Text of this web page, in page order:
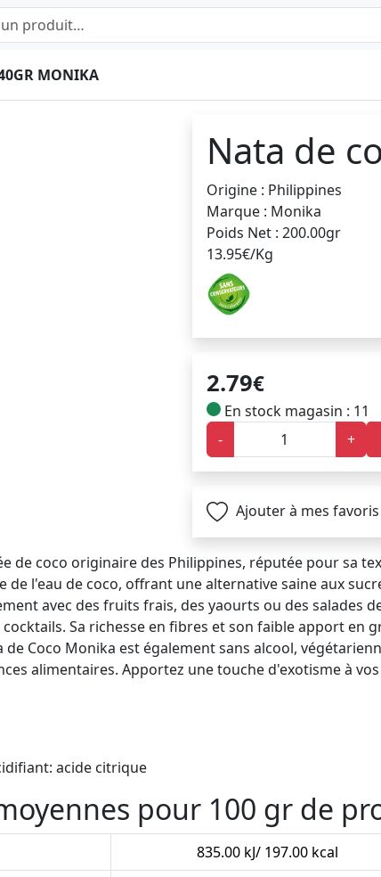
MONIKA
Nata de
Origine : Philippines
Marque : Monika
Poids Net : 200.00gr
13.95€/Kg
2.79€
En stock magasin : 11
-
+
Ajouter à mes favoris
de coco originaire des Philippines, réputée pour sa
l'eau de coco, offrant une alternative saine aux
avec des fruits frais, des yaourts ou des salades
Sa richesse en fibres et son faible apport en
Coco Monika est également sans alcool,
alimentaires. Apportez une touche d'exotisme à
acide citrique
pour 100 gr de
835.00 kJ/ 197.00 kcal